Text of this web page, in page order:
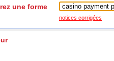
une forme
notices corrigées